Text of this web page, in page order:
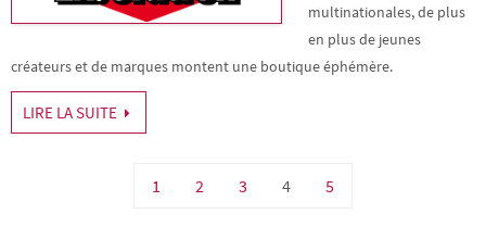
multinationales, de plus
en plus de jeunes
créateurs et de marques montent une boutique éphémère.
LIRE LA SUITE
1 2 3 4 5